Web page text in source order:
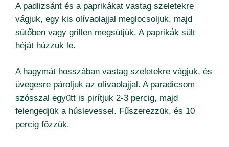
A padlizsánt és a paprikákat vastag szeletekre
vágjuk, egy kis olívaolajjal meglocsoljuk, majd
sütőben vagy grillen megsütjük. A paprikák sült
héját húzzuk le.
A hagymát hosszában vastag szeletekre vágjuk, és
üvegesre pároljuk az olívaolajjal. A paradicsom
szósszal együtt is pirítjuk 2-3 percig, majd
felengedjük a húslevessel. Fűszerezzük, és 10
percig főzzük.